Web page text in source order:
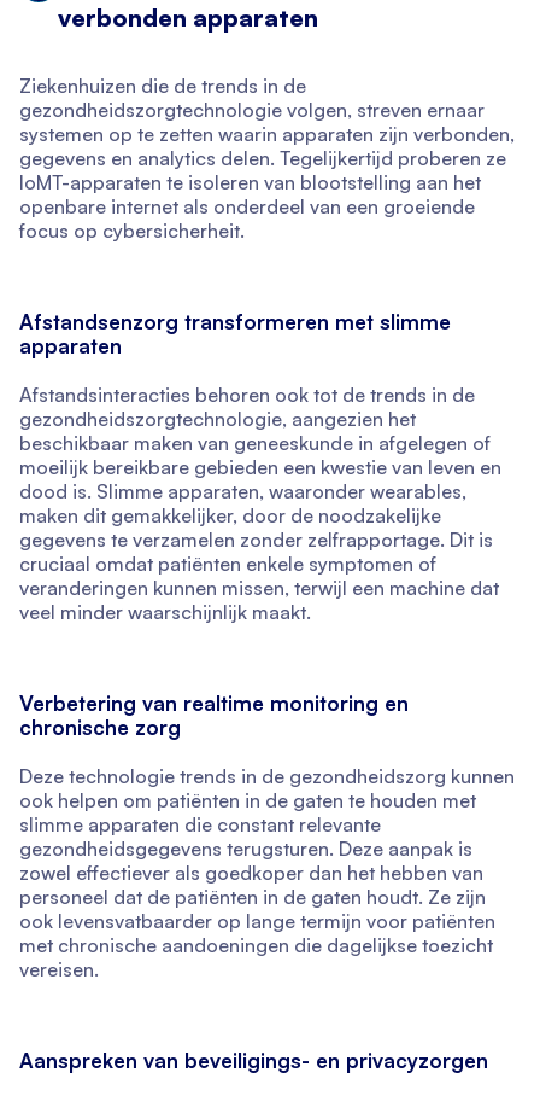
verbonden apparaten
Ziekenhuizen die de trends in de
gezondheidszorgtechnologie volgen, streven ernaar
systemen op te zetten waarin apparaten zijn verbonden,
gegevens en analytics delen. Tegelijkertijd proberen ze
IoMT-apparaten te isoleren van blootstelling aan het
openbare internet als onderdeel van een groeiende
focus op cybersicherheit.
Afstandsenzorg transformeren met slimme
apparaten
Afstandsinteracties behoren ook tot de trends in de
gezondheidszorgtechnologie, aangezien het
beschikbaar maken van geneeskunde in afgelegen of
moeilijk bereikbare gebieden een kwestie van leven en
dood is. Slimme apparaten, waaronder wearables,
maken dit gemakkelijker, door de noodzakelijke
gegevens te verzamelen zonder zelfrapportage. Dit is
cruciaal omdat patiënten enkele symptomen of
veranderingen kunnen missen, terwijl een machine dat
veel minder waarschijnlijk maakt.
Verbetering van realtime monitoring en
chronische zorg
Deze technologie trends in de gezondheidszorg kunnen
ook helpen om patiënten in de gaten te houden met
slimme apparaten die constant relevante
gezondheidsgegevens terugsturen. Deze aanpak is
zowel effectiever als goedkoper dan het hebben van
personeel dat de patiënten in de gaten houdt. Ze zijn
ook levensvatbaarder op lange termijn voor patiënten
met chronische aandoeningen die dagelijkse toezicht
vereisen.
Aanspreken van beveiligings- en privacyzorgen